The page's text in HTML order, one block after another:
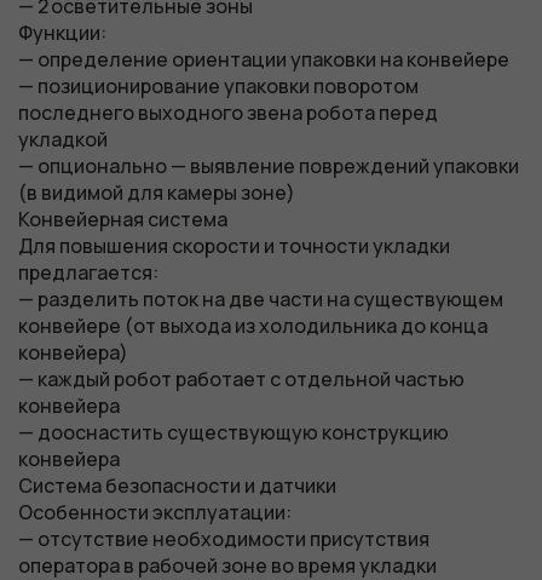
— 2 осветительные зоны
Функции:
— определение ориентации упаковки на конвейере
— позиционирование упаковки поворотом
последнего выходного звена робота перед
укладкой
— опционально — выявление повреждений упаковки
(в видимой для камеры зоне)
Конвейерная система
Для повышения скорости и точности укладки
предлагается:
— разделить поток на две части на существующем
конвейере (от выхода из холодильника до конца
конвейера)
— каждый робот работает с отдельной частью
конвейера
— дооснастить существующую конструкцию
конвейера
Система безопасности и датчики
Особенности эксплуатации:
— отсутствие необходимости присутствия
оператора в рабочей зоне во время укладки